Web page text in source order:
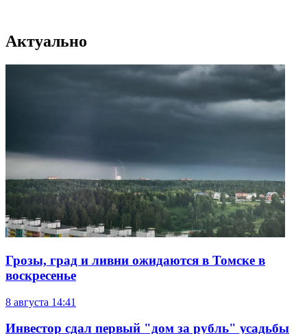
Актуально
Грозы, град и ливни ожидаются в Томске в
воскресенье
8 августа 14:41
Инвестор сдал первый "дом за рубль" усадьбы